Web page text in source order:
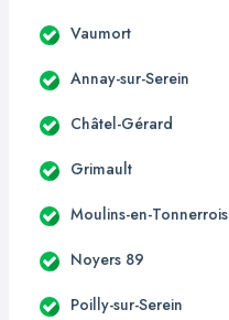
Vaumort
Annay-sur-Serein
Châtel-Gérard
Grimault
Moulins-en-Tonnerrois
Noyers 89
Poilly-sur-Serein